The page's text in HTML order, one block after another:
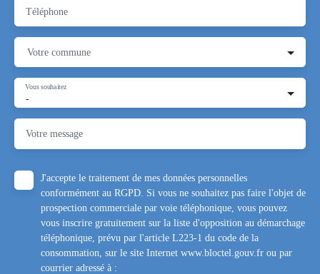
Téléphone
Votre commune
-
Vous souhaitez
Votre message
J'accepte le traitement de mes données personnelles
conformément au RGPD. Si vous ne souhaitez pas faire l'objet de
prospection commerciale par voie téléphonique, vous pouvez
vous inscrire gratuitement sur la liste d'opposition au démarchage
téléphonique, prévu par l'article L223-1 du code de la
consommation, sur le site Internet www.bloctel.gouv.fr ou par
courrier adressé à :